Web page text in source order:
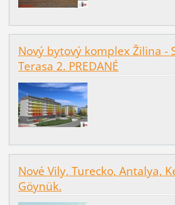
Nový bytový komplex Žilina -
Terasa 2. PREDANÉ
Nové Vily, Turecko, Antalya,
Göynük.